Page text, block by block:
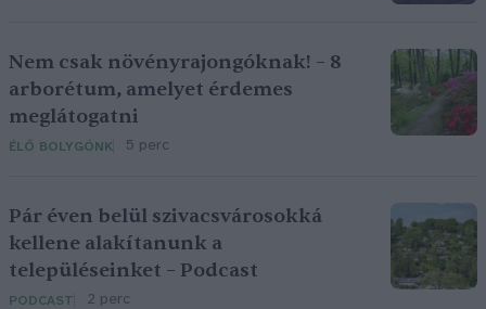
Nem csak növényrajongóknak! – 8
arborétum, amelyet érdemes
meglátogatni
ÉLŐ BOLYGÓNK 5 perc
Pár éven belül szivacsvárosokká
kellene alakítanunk a
településeinket – Podcast
PODCAST 2 perc